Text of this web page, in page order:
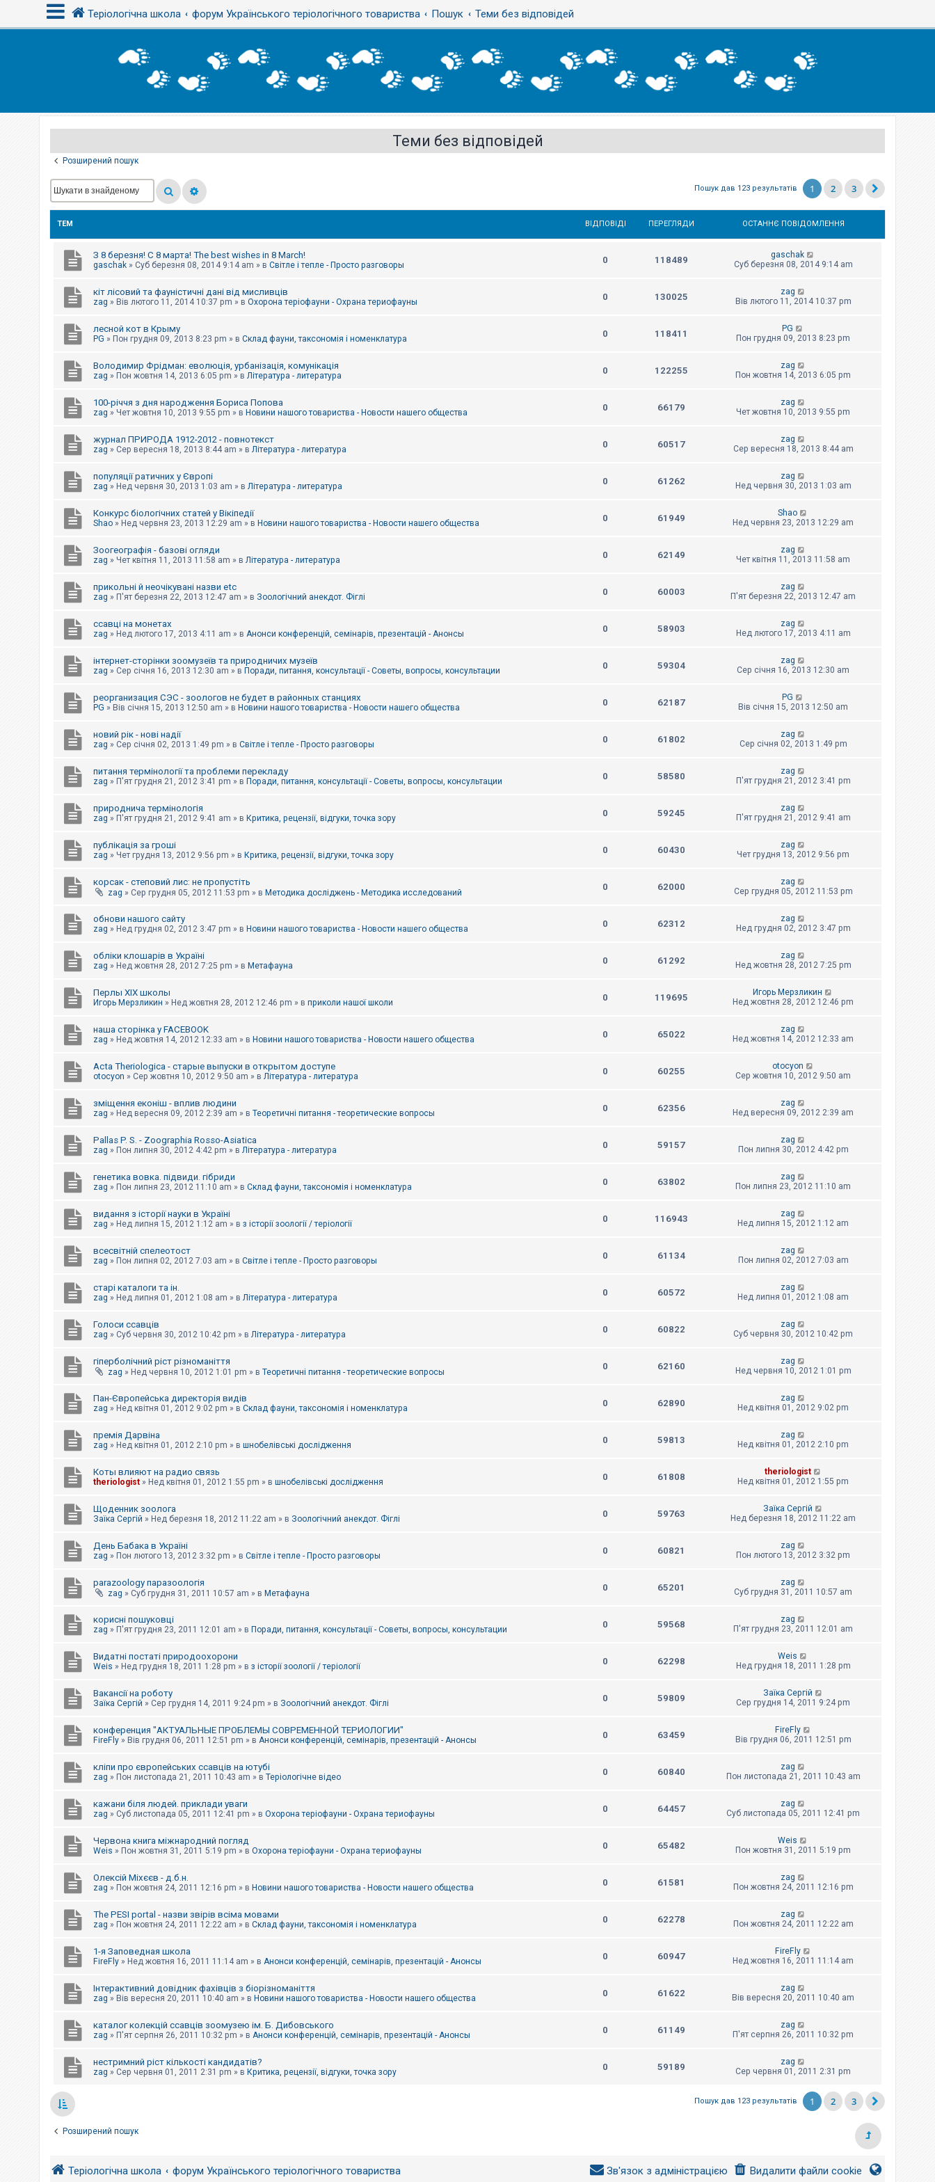
Теріологічна школа форум Українського теріологічного товариства Пошук Теми без відповідей
Теми без відповідей
Розширений пошук
Пошук дав 123 результатів 1 2 3
ТЕМ ВІДПОВІДІ ПЕРЕГЛЯДИ ОСТАННЄ ПОВІДОМЛЕННЯ
З 8 березня! С 8 марта! The best wishes in 8 March!
gaschak » Суб березня 08, 2014 9:14 am » в Світле і тепле - Просто разговоры 0 118489
gaschak
Суб березня 08, 2014 9:14 am
кіт лісовий та фауністичні дані від мисливців
zag » Вів лютого 11, 2014 10:37 pm » в Охорона теріофауни - Охрана териофауны 0 130025
zag
Вів лютого 11, 2014 10:37 pm
лесной кот в Крыму
PG » Пон грудня 09, 2013 8:23 pm » в Склад фауни, таксономія і номенклатура 0 118411
PG
Пон грудня 09, 2013 8:23 pm
Володимир Фрідман: еволюція, урбанізація, комунікація
zag » Пон жовтня 14, 2013 6:05 pm » в Література - литература 0 122255
zag
Пон жовтня 14, 2013 6:05 pm
100-річчя з дня народження Бориса Попова
zag » Чет жовтня 10, 2013 9:55 pm » в Новини нашого товариства - Новости нашего общества 0 66179
zag
Чет жовтня 10, 2013 9:55 pm
журнал ПРИРОДА 1912-2012 - повнотекст
zag » Сер вересня 18, 2013 8:44 am » в Література - литература 0 60517
zag
Сер вересня 18, 2013 8:44 am
популяції ратичних у Європі
zag » Нед червня 30, 2013 1:03 am » в Література - литература 0 61262
zag
Нед червня 30, 2013 1:03 am
Конкурс біологічних статей у Вікіпедії
Shao » Нед червня 23, 2013 12:29 am » в Новини нашого товариства - Новости нашего общества 0 61949
Shao
Нед червня 23, 2013 12:29 am
Зоогеографія - базові огляди
zag » Чет квітня 11, 2013 11:58 am » в Література - литература 0 62149
zag
Чет квітня 11, 2013 11:58 am
прикольні й неочікувані назви etc
zag » П'ят березня 22, 2013 12:47 am » в Зоологічний анекдот. Фіглі 0 60003
zag
П'ят березня 22, 2013 12:47 am
ссавці на монетах
zag » Нед лютого 17, 2013 4:11 am » в Анонси конференцій, семінарів, презентацій - Анонсы 0 58903
zag
Нед лютого 17, 2013 4:11 am
інтернет-сторінки зоомузеїв та природничих музеїв
zag » Сер січня 16, 2013 12:30 am » в Поради, питання, консультації - Советы, вопросы, консультации 0 59304
zag
Сер січня 16, 2013 12:30 am
реорганизация СЭС - зоологов не будет в районных станциях
PG » Вів січня 15, 2013 12:50 am » в Новини нашого товариства - Новости нашего общества 0 62187
PG
Вів січня 15, 2013 12:50 am
новий рік - нові надії
zag » Сер січня 02, 2013 1:49 pm » в Світле і тепле - Просто разговоры 0 61802
zag
Сер січня 02, 2013 1:49 pm
питання термінології та проблеми перекладу
zag » П'ят грудня 21, 2012 3:41 pm » в Поради, питання, консультації - Советы, вопросы, консультации 0 58580
zag
П'ят грудня 21, 2012 3:41 pm
природнича термінологія
zag » П'ят грудня 21, 2012 9:41 am » в Критика, рецензії, відгуки, точка зору 0 59245
zag
П'ят грудня 21, 2012 9:41 am
публікація за гроші
zag » Чет грудня 13, 2012 9:56 pm » в Критика, рецензії, відгуки, точка зору 0 60430
zag
Чет грудня 13, 2012 9:56 pm
корсак - степовий лис: не пропустіть
zag » Сер грудня 05, 2012 11:53 pm » в Методика досліджень - Методика исследований
0 62000
zag
Сер грудня 05, 2012 11:53 pm
обнови нашого сайту
zag » Нед грудня 02, 2012 3:47 pm » в Новини нашого товариства - Новости нашего общества 0 62312
zag
Нед грудня 02, 2012 3:47 pm
обліки клошарів в Україні
zag » Нед жовтня 28, 2012 7:25 pm » в Метафауна 0 61292
zag
Нед жовтня 28, 2012 7:25 pm
Перлы ХІХ школы
Игорь Мерзликин » Нед жовтня 28, 2012 12:46 pm » в приколи нашої школи 0 119695
Игорь Мерзликин
Нед жовтня 28, 2012 12:46 pm
наша сторінка у FACEBOOK
zag » Нед жовтня 14, 2012 12:33 am » в Новини нашого товариства - Новости нашего общества 0 65022
zag
Нед жовтня 14, 2012 12:33 am
Acta Theriologica - старые выпуски в открытом доступе
otocyon » Сер жовтня 10, 2012 9:50 am » в Література - литература 0 60255
otocyon
Сер жовтня 10, 2012 9:50 am
зміщення еконіш - вплив людини
zag » Нед вересня 09, 2012 2:39 am » в Теоретичні питання - теоретические вопросы 0 62356
zag
Нед вересня 09, 2012 2:39 am
Pallas P. S. - Zoographia Rosso-Asiatica
zag » Пон липня 30, 2012 4:42 pm » в Література - литература 0 59157
zag
Пон липня 30, 2012 4:42 pm
генетика вовка. підвиди. гібриди
zag » Пон липня 23, 2012 11:10 am » в Склад фауни, таксономія і номенклатура 0 63802
zag
Пон липня 23, 2012 11:10 am
видання з історії науки в Україні
zag » Нед липня 15, 2012 1:12 am » в з історії зоології / теріології 0 116943
zag
Нед липня 15, 2012 1:12 am
всесвітній спелеотост
zag » Пон липня 02, 2012 7:03 am » в Світле і тепле - Просто разговоры 0 61134
zag
Пон липня 02, 2012 7:03 am
старі каталоги та ін.
zag » Нед липня 01, 2012 1:08 am » в Література - литература 0 60572
zag
Нед липня 01, 2012 1:08 am
Голоси ссавців
zag » Суб червня 30, 2012 10:42 pm » в Література - литература 0 60822
zag
Суб червня 30, 2012 10:42 pm
гіперболічний ріст різноманіття
zag » Нед червня 10, 2012 1:01 pm » в Теоретичні питання - теоретические вопросы
0 62160
zag
Нед червня 10, 2012 1:01 pm
Пан-Європейська директорія видів
zag » Нед квітня 01, 2012 9:02 pm » в Склад фауни, таксономія і номенклатура 0 62890
zag
Нед квітня 01, 2012 9:02 pm
премія Дарвіна
zag » Нед квітня 01, 2012 2:10 pm » в шнобелівські дослідження 0 59813
zag
Нед квітня 01, 2012 2:10 pm
Коты влияют на радио связь
theriologist » Нед квітня 01, 2012 1:55 pm » в шнобелівські дослідження 0 61808
theriologist
Нед квітня 01, 2012 1:55 pm
Щоденник зоолога
Заїка Сергій » Нед березня 18, 2012 11:22 am » в Зоологічний анекдот. Фіглі 0 59763
Заїка Сергій
Нед березня 18, 2012 11:22 am
День Бабака в Україні
zag » Пон лютого 13, 2012 3:32 pm » в Світле і тепле - Просто разговоры 0 60821
zag
Пон лютого 13, 2012 3:32 pm
parazoology паразоологія
zag » Суб грудня 31, 2011 10:57 am » в Метафауна
0 65201
zag
Суб грудня 31, 2011 10:57 am
корисні пошуковці
zag » П'ят грудня 23, 2011 12:01 am » в Поради, питання, консультації - Советы, вопросы, консультации 0 59568
zag
П'ят грудня 23, 2011 12:01 am
Видатні постаті природоохорони
Weis » Нед грудня 18, 2011 1:28 pm » в з історії зоології / теріології 0 62298
Weis
Нед грудня 18, 2011 1:28 pm
Вакансії на роботу
Заїка Сергій » Сер грудня 14, 2011 9:24 pm » в Зоологічний анекдот. Фіглі 0 59809
Заїка Сергій
Сер грудня 14, 2011 9:24 pm
конференция "АКТУАЛЬНЫЕ ПРОБЛЕМЫ СОВРЕМЕННОЙ ТЕРИОЛОГИИ"
FireFly » Вів грудня 06, 2011 12:51 pm » в Анонси конференцій, семінарів, презентацій - Анонсы 0 63459
FireFly
Вів грудня 06, 2011 12:51 pm
кліпи про європейських ссавців на ютубі
zag » Пон листопада 21, 2011 10:43 am » в Теріологічне відео 0 60840
zag
Пон листопада 21, 2011 10:43 am
кажани біля людей. приклади уваги
zag » Суб листопада 05, 2011 12:41 pm » в Охорона теріофауни - Охрана териофауны 0 64457
zag
Суб листопада 05, 2011 12:41 pm
Червона книга міжнародний погляд
Weis » Пон жовтня 31, 2011 5:19 pm » в Охорона теріофауни - Охрана териофауны 0 65482
Weis
Пон жовтня 31, 2011 5:19 pm
Олексій Міхєєв - д.б.н.
zag » Пон жовтня 24, 2011 12:16 pm » в Новини нашого товариства - Новости нашего общества 0 61581
zag
Пон жовтня 24, 2011 12:16 pm
The PESI portal - назви звірів всіма мовами
zag » Пон жовтня 24, 2011 12:22 am » в Склад фауни, таксономія і номенклатура 0 62278
zag
Пон жовтня 24, 2011 12:22 am
1-я Заповедная школа
FireFly » Нед жовтня 16, 2011 11:14 am » в Анонси конференцій, семінарів, презентацій - Анонсы 0 60947
FireFly
Нед жовтня 16, 2011 11:14 am
Інтерактивний довідник фахівців з біорізноманіття
zag » Вів вересня 20, 2011 10:40 am » в Новини нашого товариства - Новости нашего общества 0 61622
zag
Вів вересня 20, 2011 10:40 am
каталог колекцій ссавців зоомузею ім. Б. Дибовського
zag » П'ят серпня 26, 2011 10:32 pm » в Анонси конференцій, семінарів, презентацій - Анонсы 0 61149
zag
П'ят серпня 26, 2011 10:32 pm
нестримний ріст кількості кандидатів?
zag » Сер червня 01, 2011 2:31 pm » в Критика, рецензії, відгуки, точка зору 0 59189
zag
Сер червня 01, 2011 2:31 pm
Пошук дав 123 результатів 1 2 3
Розширений пошук
Теріологічна школа форум Українського теріологічного товариства Видалити файли cookie
Зв'язок з адміністрацією